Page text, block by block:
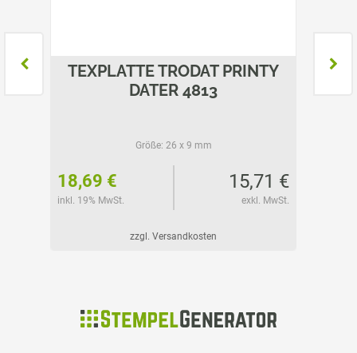
TEXPLATTE TRODAT PRINTY
DATER 4813
Größe: 26 x 9 mm
18,69 €
inkl. 19% MwSt.
15,71 €
exkl. MwSt.
zzgl. Versandkosten